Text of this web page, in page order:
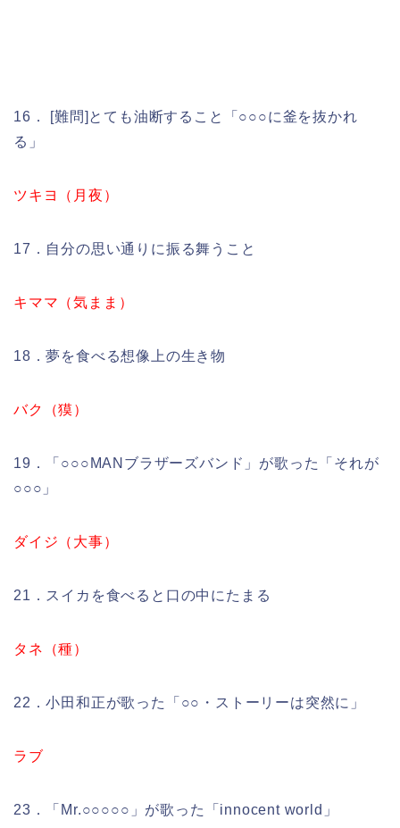
16． [難問]とても油断すること「○○○に釜を抜かれ
る」
ツキヨ（月夜）
17．自分の思い通りに振る舞うこと
キママ（気まま）
18．夢を食べる想像上の生き物
バク（獏）
19．「○○○MANブラザーズバンド」が歌った「それが
○○○」
ダイジ（大事）
21．スイカを食べると口の中にたまる
タネ（種）
22．小田和正が歌った「○○・ストーリーは突然に」
ラブ
23．「Mr.○○○○○」が歌った「innocent world」